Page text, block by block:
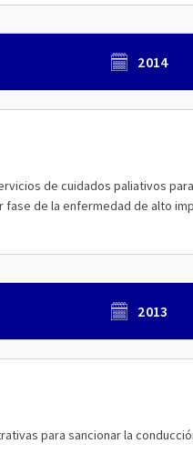
2014
de cuidados paliativos
de la enfermedad de alto
2013
para sancionar la